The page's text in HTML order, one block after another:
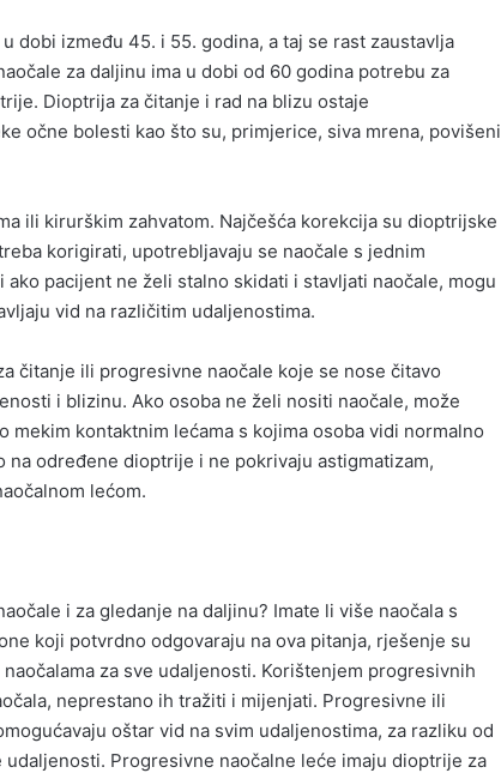
dobi između 45. i 55. godina, a taj se rast zaustavlja
za daljinu ima u dobi od 60 godina potrebu za
Dioptrija za čitanje i rad na blizu ostaje
očne bolesti kao što su, primjerice, siva mrena, povišeni
ili kirurškim zahvatom. Najčešća korekcija su dioptrijske
korigirati, upotrebljavaju se naočale s jednim
pacijent ne želi stalno skidati i stavljati naočale, mogu
vid na različitim udaljenostima.
čitanje ili progresivne naočale koje se nose čitavo
i blizinu. Ako osoba ne želi nositi naočale, može
kontaktnim lećama s kojima osoba vidi normalno
određene dioptrije i ne pokrivaju astigmatizam,
lećom.
i za gledanje na daljinu? Imate li više naočala s
koji potvrdno odgovaraju na ova pitanja, rješenje su
za sve udaljenosti. Korištenjem progresivnih
neprestano ih tražiti i mijenjati. Progresivne ili
oštar vid na svim udaljenostima, za razliku od
Progresivne naočalne leće imaju dioptrije za